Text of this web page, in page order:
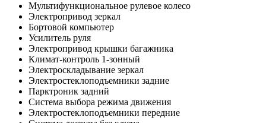
Мультифункциональное рулевое колесо
Электропривод зеркал
Бортовой компьютер
Усилитель руля
Электропривод крышки багажника
Климат-контроль 1-зонный
Электроскладывание зеркал
Электростеклоподъемники задние
Парктроник задний
Система выбора режима движения
Электростеклоподъемники передние